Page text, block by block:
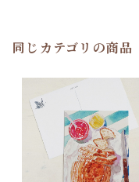
同じカテゴリの商品